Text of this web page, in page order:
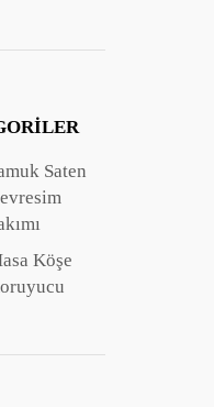
Saten
Köşe